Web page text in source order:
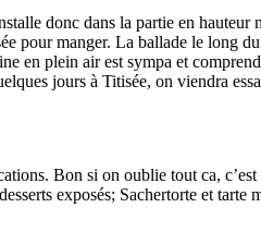
donc dans la partie en hauteur
pour manger. La ballade le long
en plein air est sympa et
jours à Titisée, on viendra
Bon si on oublie tout ca, c’est
exposés; Sachertorte et tarte